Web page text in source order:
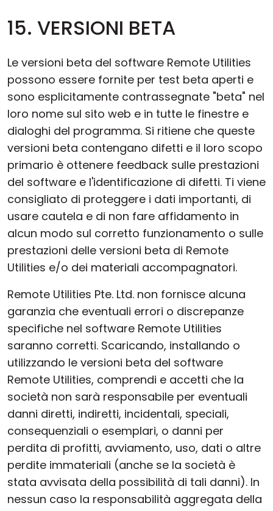
15. VERSIONI BETA
Le versioni beta del software Remote Utilities
possono essere fornite per test beta aperti e
sono esplicitamente contrassegnate "beta" nel
loro nome sul sito web e in tutte le finestre e
dialoghi del programma. Si ritiene che queste
versioni beta contengano difetti e il loro scopo
primario è ottenere feedback sulle prestazioni
del software e l'identificazione di difetti. Ti viene
consigliato di proteggere i dati importanti, di
usare cautela e di non fare affidamento in
alcun modo sul corretto funzionamento o sulle
prestazioni delle versioni beta di Remote
Utilities e/o dei materiali accompagnatori.
Remote Utilities Pte. Ltd. non fornisce alcuna
garanzia che eventuali errori o discrepanze
specifiche nel software Remote Utilities
saranno corretti. Scaricando, installando o
utilizzando le versioni beta del software
Remote Utilities, comprendi e accetti che la
società non sarà responsabile per eventuali
danni diretti, indiretti, incidentali, speciali,
consequenziali o esemplari, o danni per
perdita di profitti, avviamento, uso, dati o altre
perdite immateriali (anche se la società è
stata avvisata della possibilità di tali danni). In
nessun caso la responsabilità aggregata della